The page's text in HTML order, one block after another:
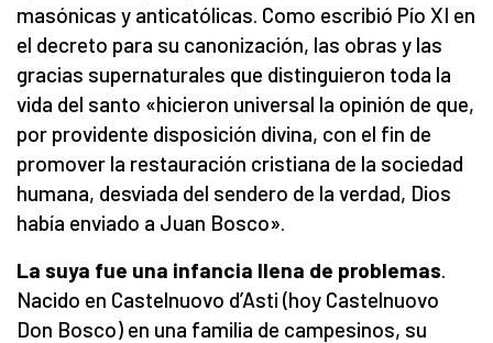
masónicas y anticatólicas. Como escribió Pío XI en
el decreto para su canonización, las obras y las
gracias supernaturales que distinguieron toda la
vida del santo «hicieron universal la opinión de que,
por providente disposición divina, con el fin de
promover la restauración cristiana de la sociedad
humana, desviada del sendero de la verdad, Dios
había enviado a Juan Bosco».
La suya fue una infancia llena de problemas
Nacido en Castelnuovo d’Asti (hoy Castelnuovo
Don Bosco) en una familia de campesinos, su